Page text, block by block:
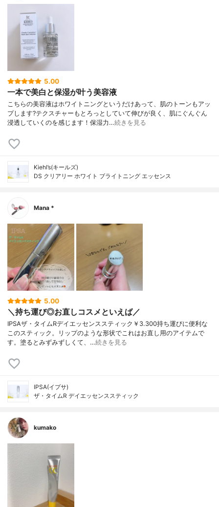
5.00
一本で美白と保湿が叶う美容液
こちらの美容液はホワイトニングというだけあって、肌のトーンもアッ
プします?テクスチャーもとろっとしていて伸びが良く、肌にぐんぐん
浸透していくのを感じます！保湿力…続きを見る
Kiehl’s(キールズ)
DS クリアリー ホワイト ブライトニング エッセンス
Mana *
5.00
＼持ち運び◎お直しコスメといえば／
IPSAザ・タイムRデイエッセンススティック￥3.300持ち運びに便利な
このスティック。リップのような形状でこれはお直し用のアイテムで
す。塗るとみずみずしくて、…続きを見る
IPSA(イプサ)
ザ・タイムR デイエッセンススティック
kumako